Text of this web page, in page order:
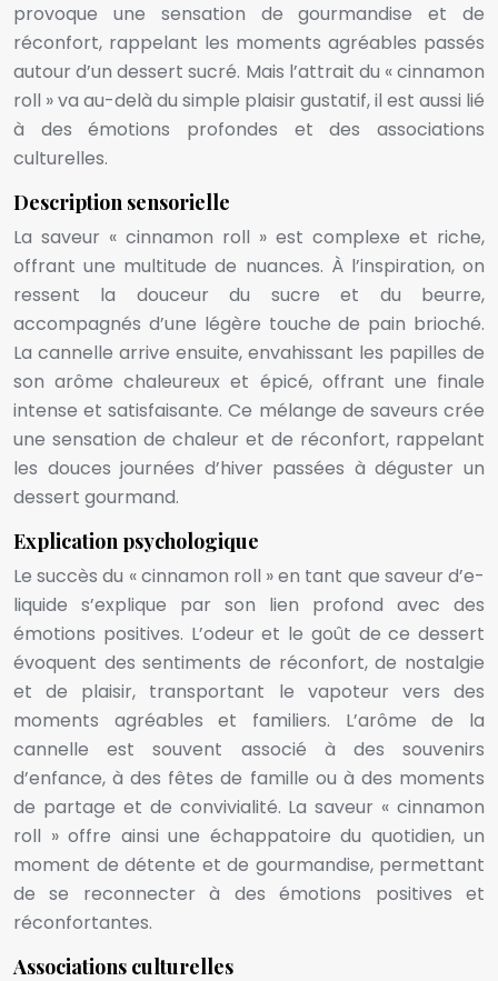
provoque une sensation de gourmandise et de
réconfort, rappelant les moments agréables passés
autour d’un dessert sucré. Mais l’attrait du « cinnamon
roll » va au-delà du simple plaisir gustatif, il est aussi lié
à des émotions profondes et des associations
culturelles.
Description sensorielle
La saveur « cinnamon roll » est complexe et riche,
offrant une multitude de nuances. À l’inspiration, on
ressent la douceur du sucre et du beurre,
accompagnés d’une légère touche de pain brioché.
La cannelle arrive ensuite, envahissant les papilles de
son arôme chaleureux et épicé, offrant une finale
intense et satisfaisante. Ce mélange de saveurs crée
une sensation de chaleur et de réconfort, rappelant
les douces journées d’hiver passées à déguster un
dessert gourmand.
Explication psychologique
Le succès du « cinnamon roll » en tant que saveur d’e-
liquide s’explique par son lien profond avec des
émotions positives. L’odeur et le goût de ce dessert
évoquent des sentiments de réconfort, de nostalgie
et de plaisir, transportant le vapoteur vers des
moments agréables et familiers. L’arôme de la
cannelle est souvent associé à des souvenirs
d’enfance, à des fêtes de famille ou à des moments
de partage et de convivialité. La saveur « cinnamon
roll » offre ainsi une échappatoire du quotidien, un
moment de détente et de gourmandise, permettant
de se reconnecter à des émotions positives et
réconfortantes.
Associations culturelles